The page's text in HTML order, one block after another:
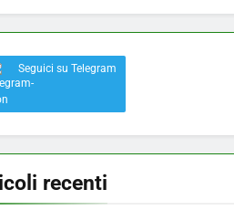
misura anti-rapina fino alle 8:30
Seguici su Telegram
recenti